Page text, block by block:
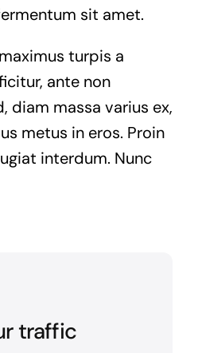
sit amet.
turpis a
ante non
diam massa varius ex,
metus in eros. Proin
interdum. Nunc
traffic